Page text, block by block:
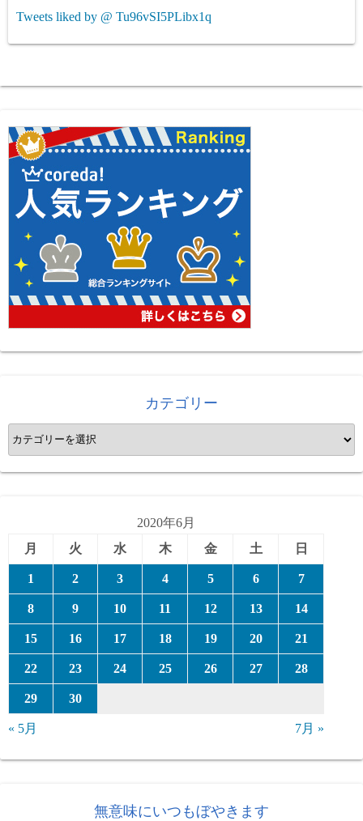
Tweets liked by @ Tu96vSI5PLibx1q
カテゴリー
カ
テ
ゴ
2020年6月
月
火 水 木 金 土 日
1 2 3 4 5 6 7
8 9 10 11 12 13 14
15 16 17 18 19 20 21
22 23 24 25 26 27 28
29 30
« 5月 7月 »
無意味にいつもぼやきます